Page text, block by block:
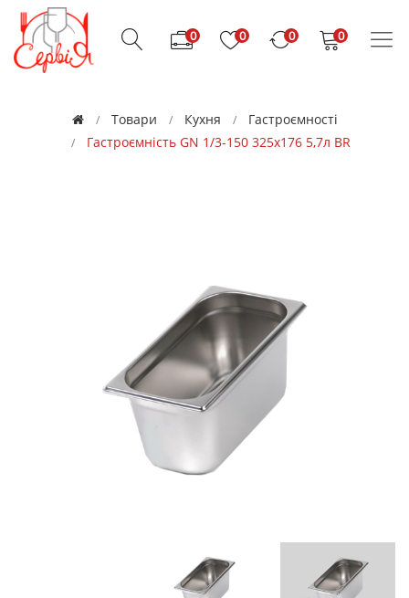
0 0 0 0
Товари Кухня
Гастроємності
Гастроємність GN 1/3-150 325х176 5,7л BR